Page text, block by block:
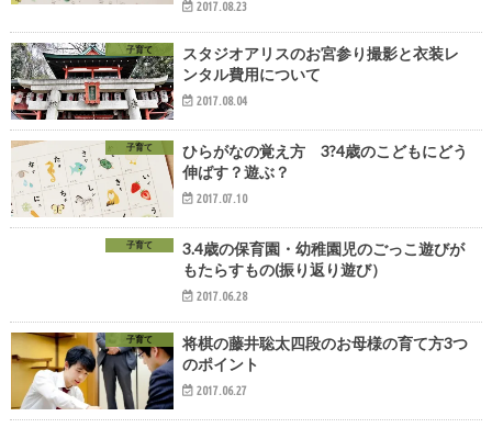
2017.08.23
子育て
スタジオアリスのお宮参り撮影と衣装レ
ンタル費用について
2017.08.04
子育て
ひらがなの覚え方 3?4歳のこどもにどう
伸ばす？遊ぶ？
2017.07.10
子育て
3.4歳の保育園・幼稚園児のごっこ遊びが
もたらすもの(振り返り遊び）
2017.06.28
子育て
将棋の藤井聡太四段のお母様の育て方3つ
のポイント
2017.06.27